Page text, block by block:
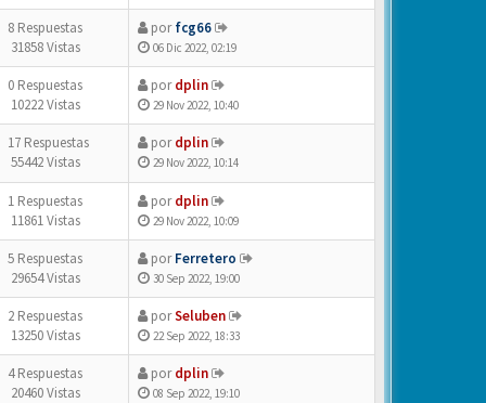
8 Respuestas
31858 Vistas
porfcg66
06 Dic 2022, 02:19
0 Respuestas
10222 Vistas
pordplin
29 Nov 2022, 10:40
17 Respuestas
55442 Vistas
pordplin
29 Nov 2022, 10:14
1 Respuestas
11861 Vistas
pordplin
29 Nov 2022, 10:09
5 Respuestas
29654 Vistas
porFerretero
30 Sep 2022, 19:00
2 Respuestas
13250 Vistas
porSeluben
22 Sep 2022, 18:33
4 Respuestas
20460 Vistas
pordplin
08 Sep 2022, 19:10